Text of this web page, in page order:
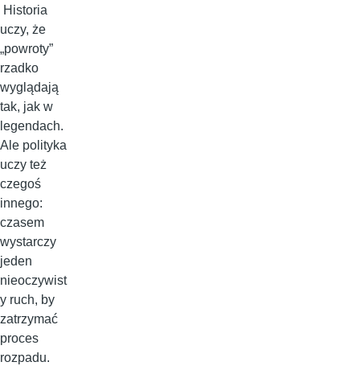
Historia
uczy, że
„powroty”
rzadko
wyglądają
tak, jak w
legendach.
Ale polityka
uczy też
czegoś
innego:
czasem
wystarczy
jeden
nieoczywist
y ruch, by
zatrzymać
proces
rozpadu.